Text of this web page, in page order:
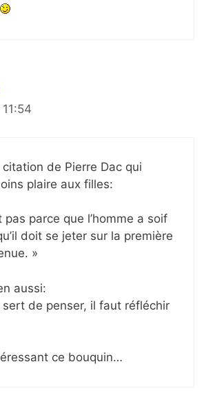
de Pierre Dac qui
plaire aux filles:
pas parce que l’homme a soif
doit se jeter sur la première
»
aussi:
sert de penser, il faut réfléchir
ce bouquin…